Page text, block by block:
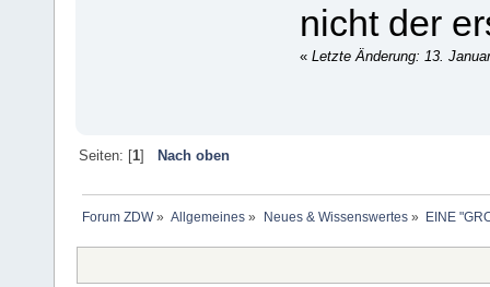
nicht der
« Letzte Änderung: 13.
Seiten: [1] Nach oben
Forum ZDW» Allgemeines » Neues & Wissenswertes» EINE